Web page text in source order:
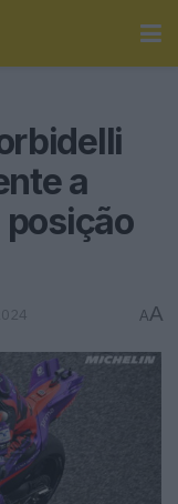
a
AA